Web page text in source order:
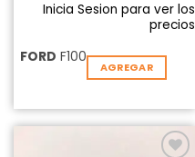
Inicia Sesion para ver los
precios
FORD F100
AGREGAR